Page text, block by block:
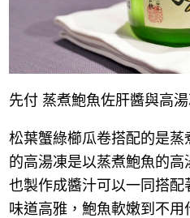
先付 蒸煮鮑魚佐肝醬與高
松葉蟹綠櫛瓜卷搭配的是
的高湯凍是以蒸煮鮑魚的
也製作成醬汁可以一同搭
味道高雅，鮑魚軟嫩到不